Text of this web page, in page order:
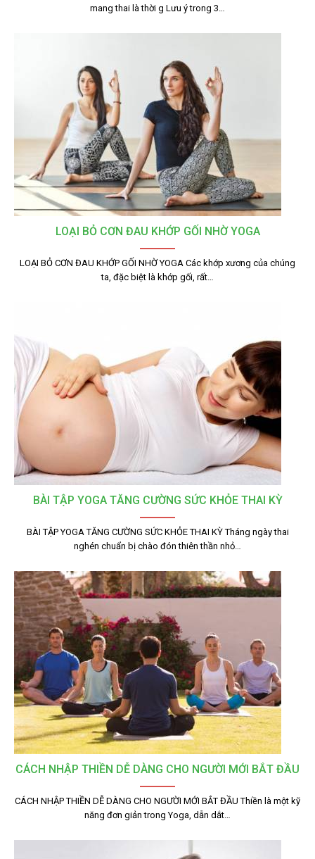
mang thai là thời g Lưu ý trong 3…
LOẠI BỎ CƠN ĐAU KHỚP GỐI NHỜ YOGA
LOẠI BỎ CƠN ĐAU KHỚP GỐI NHỜ YOGA Các khớp xương của chúng
ta, đặc biệt là khớp gối, rất…
BÀI TẬP YOGA TĂNG CƯỜNG SỨC KHỎE THAI KỲ
BÀI TẬP YOGA TĂNG CƯỜNG SỨC KHỎE THAI KỲ Tháng ngày thai
nghén chuẩn bị chào đón thiên thần nhỏ…
CÁCH NHẬP THIỀN DỄ DÀNG CHO NGƯỜI MỚI BẮT ĐẦU
CÁCH NHẬP THIỀN DỄ DÀNG CHO NGƯỜI MỚI BẮT ĐẦU Thiền là một kỹ
năng đơn giản trong Yoga, dẫn dắt…